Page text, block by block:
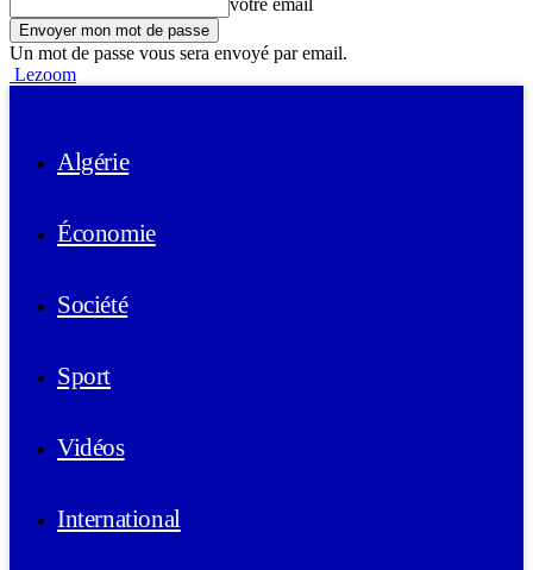
votre email
Un mot de passe vous sera envoyé par email.
Lezoom
Algérie
Économie
Société
Sport
Vidéos
International